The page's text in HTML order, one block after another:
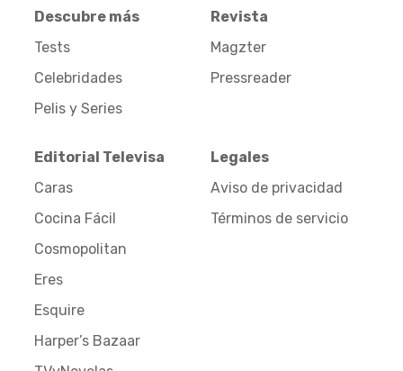
Descubre más
Tests
Celebridades
Pelis y Series
Revista
Magzter
Pressreader
Editorial Televisa
Caras
Cocina Fácil
Cosmopolitan
Eres
Esquire
Harper’s Bazaar
Legales
Aviso de privacidad
Términos de servicio